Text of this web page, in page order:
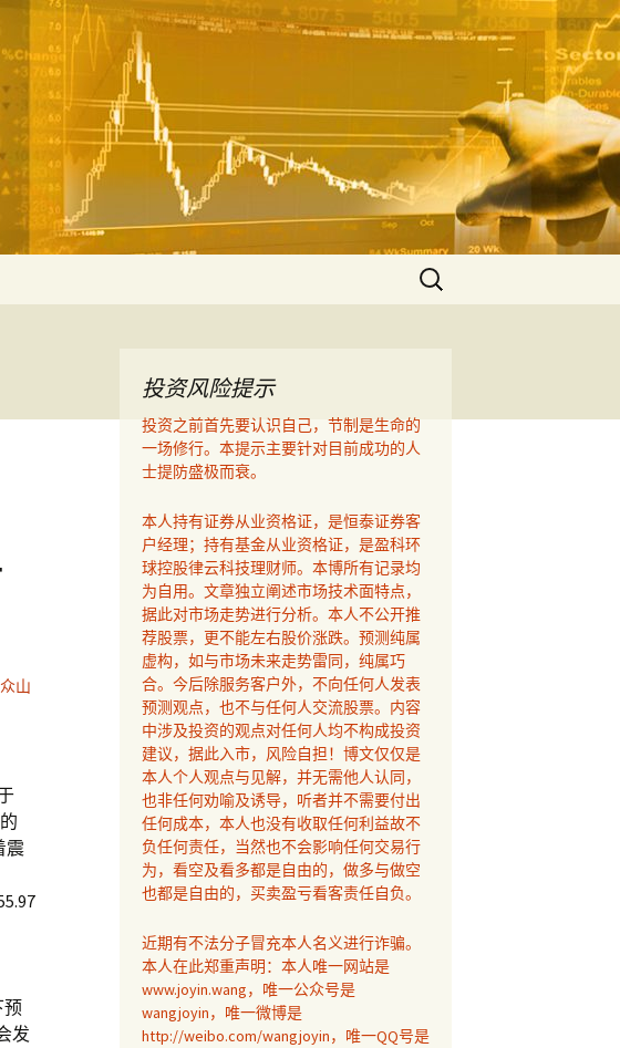
空，联衡辨析把握
计算的价值！
搜
索：
山
震
预
发
投资风险提示
投资之前首先要认识自己，节制是生命的
一场修行。本提示主要针对目前成功的人
士提防盛极而衰。
本人持有证券从业资格证，是恒泰证券客
户经理；持有基金从业资格证，是盈科环
球控股律云科技理财师。本博所有记录均
为自用。文章独立阐述市场技术面特点，
据此对市场走势进行分析。本人不公开推
荐股票，更不能左右股价涨跌。预测纯属
虚构，如与市场未来走势雷同，纯属巧
合。今后除服务客户外，不向任何人发表
预测观点，也不与任何人交流股票。内容
中涉及投资的观点对任何人均不构成投资
建议，据此入市，风险自担！博文仅仅是
本人个人观点与见解，并无需他人认同，
也非任何劝喻及诱导，听者并不需要付出
任何成本，本人也没有收取任何利益故不
负任何责任，当然也不会影响任何交易行
为，看空及看多都是自由的，做多与做空
也都是自由的，买卖盈亏看客责任自负。
近期有不法分子冒充本人名义进行诈骗。
本人在此郑重声明：本人唯一网站是
www.joyin.wang，唯一公众号是
wangjoyin，唯一微博是
http://weibo.com/wangjoyin，唯一QQ号是